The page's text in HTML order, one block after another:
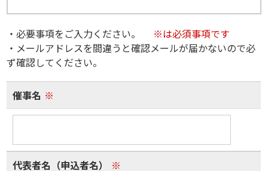
・必要事項をご入力ください。
※は必須事項です
・メールアドレスを間違うと確認メールが届かないので必
ず確認してください。
催事名 ※
代表者名（申込者名） ※